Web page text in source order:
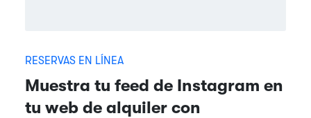
RESERVAS EN LÍNEA
Muestra tu feed de Instagram en
tu web de alquiler con